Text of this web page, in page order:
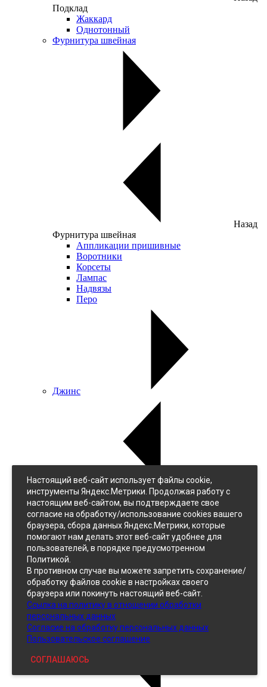
Подклад
Жаккард
Однотонный
Фурнитура швейная
Назад
Фурнитура швейная
Аппликации пришивные
Воротники
Корсеты
Лампас
Надвязы
Перо
Джинс
Джинс
Однотонный
Принтованный
Кожзам
Настоящий веб-сайт использует файлы cookie,
инструменты Яндекс.Метрики. Продолжая работу с
настоящим веб-сайтом, вы подтверждаете свое
согласие на обработку/использование cookies вашего
браузера, сбора данных Яндекс.Метрики, которые
помогают нам делать этот веб-сайт удобнее для
пользователей, в порядке предусмотренном
Политикой.
В противном случае вы можете запретить сохранение/
обработку файлов cookie в настройках своего
браузера или покинуть настоящий веб-сайт.
Ссылка на политику в отношении обработки
персональных данных
Согласие на обработку персональных данных
Пользовательское соглашение
СОГЛАШАЮСЬ